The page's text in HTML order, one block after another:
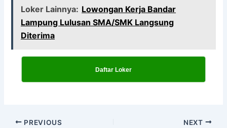
Loker Lainnya: Lowongan Kerja Bandar
Lampung Lulusan SMA/SMK Langsung
Diterima
Daftar Loker
PREVIOUS NEXT